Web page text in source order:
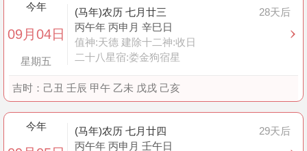
今年
09月04日
星期五
(马年)农历 七月廿三
28天后
丙午年 丙申月 辛巳日
值神:天德 建除十二神:收日
二十八星宿:娄金狗宿星
吉时： 己丑 壬辰 甲午 乙未 戊戌 己亥
今年 (马年)农历 七月廿四
29天后
丙午年 丙申月 壬午日